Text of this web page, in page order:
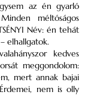
az én gyarló
méltóságos
Név: én tehát
elhallgatok.
kedves
meggondolom:
mert annak bajai
nem is olly